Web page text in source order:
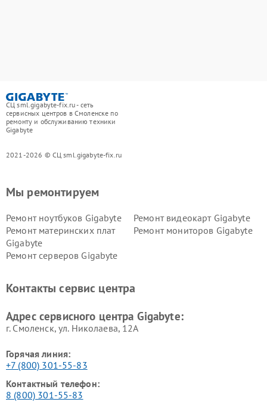
СЦ sml.gigabyte-fix.ru - сеть
сервисных центров в Смоленске по
ремонту и обслуживанию техники
Gigabyte
2021-2026 © СЦ sml.gigabyte-fix.ru
Мы ремонтируем
Ремонт ноутбуков Gigabyte
Ремонт видеокарт Gigabyte
Ремонт материнских плат
Gigabyte
Ремонт мониторов Gigabyte
Ремонт серверов Gigabyte
Контакты сервис центра
Адрес сервисного центра Gigabyte:
г. Смоленск, ул. Николаева, 12А
Горячая линия:
+7 (800) 301-55-83
Контактный телефон:
8 (800) 301-55-83